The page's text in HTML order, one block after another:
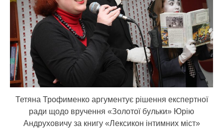
Тетяна Трофименко аргументує рішення експертної
ради щодо вручення «Золотої бульки» Юрію
Андруховичу за книгу «Лексикон інтимних міст»